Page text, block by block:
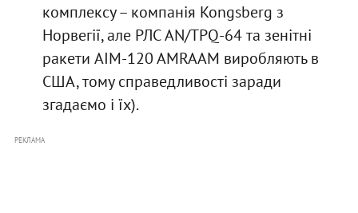
комплексу – компанія Kongsberg з
Норвегії, але РЛС AN/TPQ-64 та зенітні
ракети AIM-120 AMRAAM виробляють в
США, тому справедливості заради
згадаємо і їх).
РЕКЛАМА